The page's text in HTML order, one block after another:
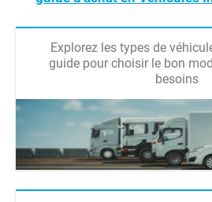
Explorez les types de
guide pour choisir le bon
besoins